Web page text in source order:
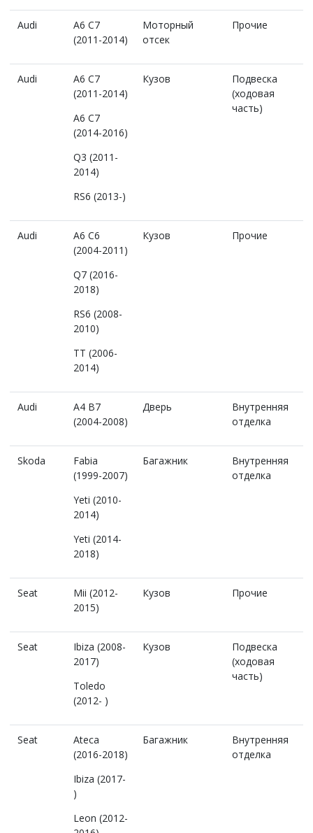
Audi
A6 C7
(2011-2014)
Моторный
отсек
Прочие
Audi
A6 C7
(2011-2014)
A6 C7
(2014-2016)
Q3 (2011-
2014)
RS6 (2013-)
Кузов
Подвеска
(ходовая
часть)
Audi
A6 C6
(2004-2011)
Q7 (2016-
2018)
RS6 (2008-
2010)
TT (2006-
2014)
Кузов Прочие
Audi
A4 B7
(2004-2008)
Дверь
Внутренняя
отделка
Skoda
Fabia
(1999-2007)
Yeti (2010-
2014)
Yeti (2014-
2018)
Багажник
Внутренняя
отделка
Seat
Mii (2012-
2015)
Кузов Прочие
Seat
Ibiza (2008-
2017)
Toledo
(2012- )
Кузов
Подвеска
(ходовая
часть)
Seat
Ateca
(2016-2018)
Ibiza (2017-
)
Leon (2012-
Багажник
Внутренняя
отделка